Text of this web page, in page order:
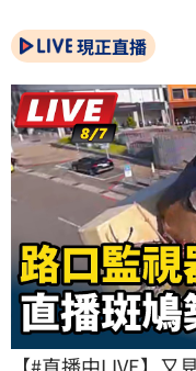
現正直播